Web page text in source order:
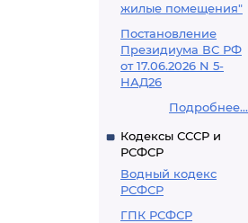
жилые помещения"
Постановление
Президиума ВС РФ
от 17.06.2026 N 5-
НАД26
Подробнее...
Кодексы СССР и
РСФСР
Водный кодекс
РСФСР
ГПК РСФСР